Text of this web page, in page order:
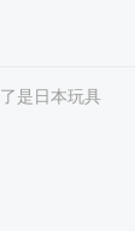
是日本玩具